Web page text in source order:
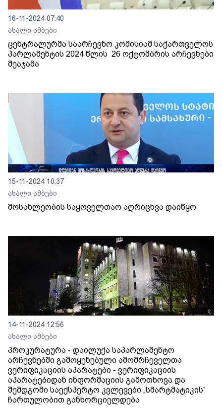
16-11-2024 07:40
ახალი ამბები
ცენტრალურმა საარჩევნო კომისიამ საქართველოს
პარლამენტის 2024 წლის 26 ოქტომბრის არჩევნები
შეაჯამა
15-11-2024 10:37
ახალი ამბები
მოსახლეობის საყოველთაო აღრიცხვა დაიწყო
14-11-2024 12:56
ახალი ამბები
პროკურატურა - დაილუქა საპარლამენტო
არჩევნებში გამოყენებული ამომრჩეველთა
ვერიფიკაციის აპარატები - ვერიფიკაციის
აპარატებიდან ინფორმაციის გამოთხოვა და
შემდგომი საექსპერტო კვლევები „სმარტმატიკის“
ჩართულობით განხორციელდება